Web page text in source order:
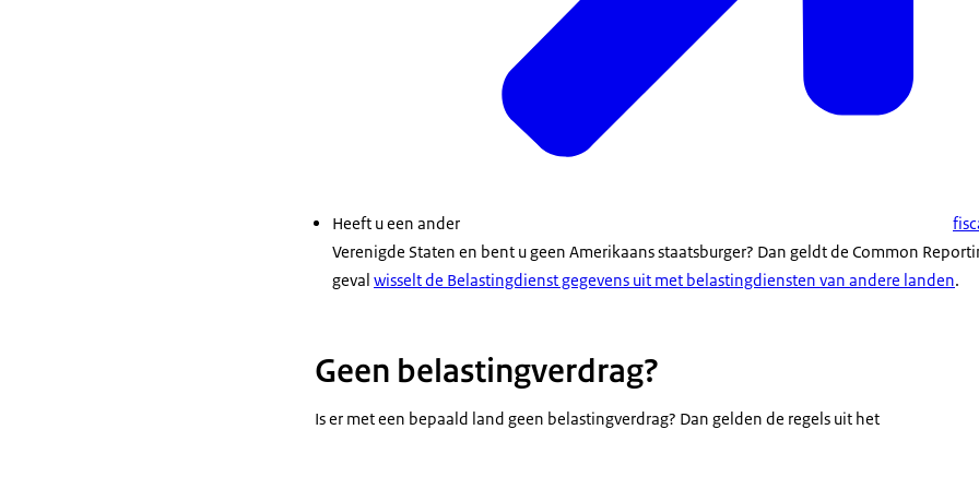
Heeft u een ander
Verenigde Staten en bent u geen Amerikaans staatsburger? Dan geldt de Common
geval wisselt de Belastingdienst gegevens uit met belastingdiensten van andere landen.
Geen belastingverdrag?
Is er met een bepaald land geen belastingverdrag? Dan gelden de regels uit het